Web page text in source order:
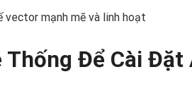
vector mạnh mẽ và linh hoạt
Thống Để Cài